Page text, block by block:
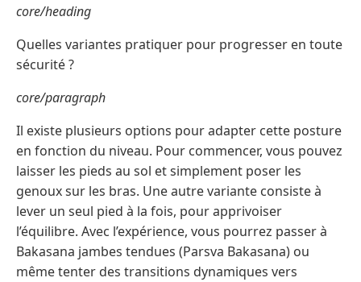
core/heading
Quelles variantes pratiquer pour progresser en toute
sécurité ?
core/paragraph
Il existe plusieurs options pour adapter cette posture
en fonction du niveau. Pour commencer, vous pouvez
laisser les pieds au sol et simplement poser les
genoux sur les bras. Une autre variante consiste à
lever un seul pied à la fois, pour apprivoiser
l’équilibre. Avec l’expérience, vous pourrez passer à
Bakasana jambes tendues (Parsva Bakasana) ou
même tenter des transitions dynamiques vers